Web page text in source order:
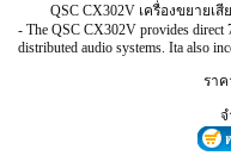
QSC CX302V เครื่องขยายเสี
- The QSC CX302V provides direct
distributed audio systems. Ita also
ราค